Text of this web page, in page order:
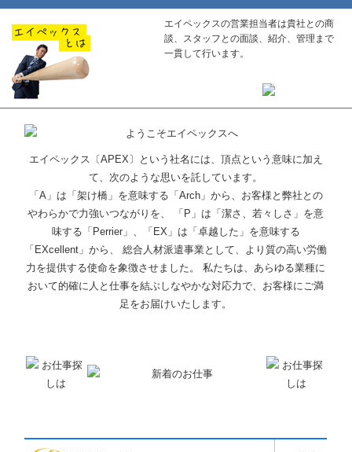
エイペックスの営業担当者は貴社との商
談、スタッフとの面談、紹介、管理まで
一貫して行います。
エイペックス〔APEX〕という社名には、頂点という意味に加え
て、次のような思いを託しています。
「A」は「架け橋」を意味する「Arch」から、お客様と弊社との
やわらかで力強いつながりを、 「P」は「潔さ、若々しさ」を意
味する「Perrier」、「EX」は「卓越した」を意味する
「EXcellent」から、 総合人材派遣事業として、より質の高い労働
力を提供する使命を象徴させました。 私たちは、あらゆる業種に
おいて的確に人と仕事を結ぶしなやかな対応力で、お客様にご満
足をお届けいたします。